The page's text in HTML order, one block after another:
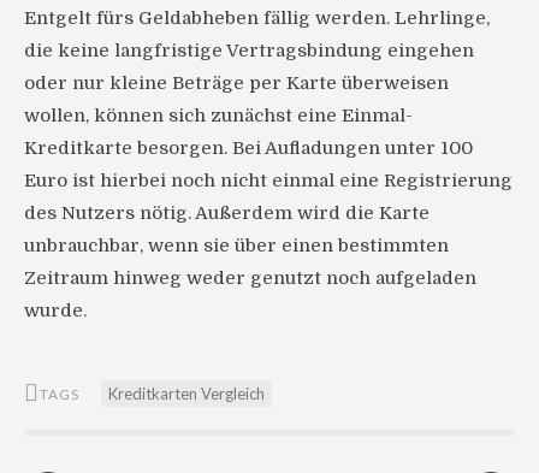
Entgelt fürs Geldabheben fällig werden. Lehrlinge,
die keine langfristige Vertragsbindung eingehen
oder nur kleine Beträge per Karte überweisen
wollen, können sich zunächst eine Einmal-
Kreditkarte besorgen. Bei Aufladungen unter 100
Euro ist hierbei noch nicht einmal eine Registrierung
des Nutzers nötig. Außerdem wird die Karte
unbrauchbar, wenn sie über einen bestimmten
Zeitraum hinweg weder genutzt noch aufgeladen
wurde.
TAGS Kreditkarten Vergleich